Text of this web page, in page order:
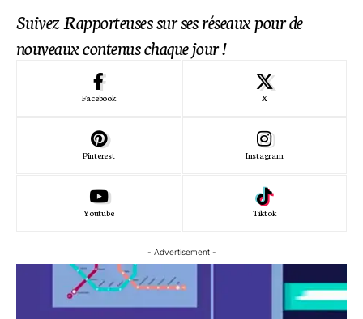
Suivez Rapporteuses sur ses réseaux pour de
nouveaux contenus chaque jour !
Facebook X
Pinterest Instagram
Youtube Tiktok
- Advertisement -